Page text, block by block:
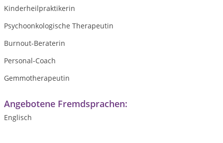
Kinderheilpraktikerin
Psychoonkologische Therapeutin
Burnout-Beraterin
Personal-Coach
Gemmotherapeutin
Angebotene Fremdsprachen:
Englisch